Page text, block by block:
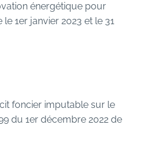
énergétique pour
1er janvier 2023 et le 31
foncier imputable sur le
du 1er décembre 2022 de